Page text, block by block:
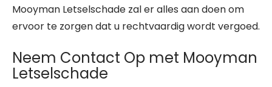
Mooyman Letselschade zal er alles aan doen om
ervoor te zorgen dat u rechtvaardig wordt vergoed.
Neem Contact Op met Mooyman
Letselschade